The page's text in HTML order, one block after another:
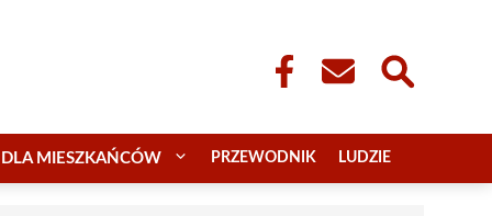
DLA MIESZKAŃCÓW PRZEWODNIK LUDZIE